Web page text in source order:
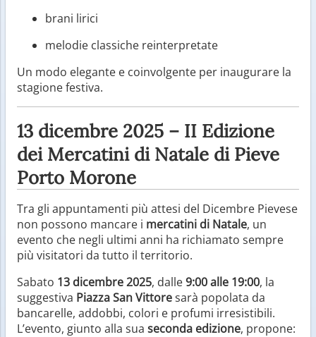
brani lirici
melodie classiche reinterpretate
Un modo elegante e coinvolgente per inaugurare la
stagione festiva.
13 dicembre 2025 – II Edizione
dei Mercatini di Natale di Pieve
Porto Morone
Tra gli appuntamenti più attesi del Dicembre Pievese
non possono mancare i mercatini di Natale, un
evento che negli ultimi anni ha richiamato sempre
più visitatori da tutto il territorio.
Sabato 13 dicembre 2025, dalle9:00 alle 19:00, la
suggestiva Piazza San Vittoresarà popolata da
bancarelle, addobbi, colori e profumi irresistibili.
L’evento, giunto alla sua seconda edizione, propone: